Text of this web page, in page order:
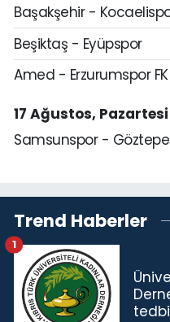
Başakşehir -
Beşiktaş - Eyüpspor
Amed - Erzurumspor FK
17 Ağustos, Pazartesi
Samsunspor - Göztepe
Trend Haberler
1